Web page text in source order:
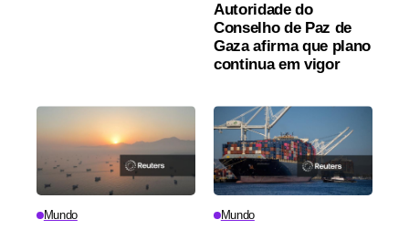
Autoridade do
Conselho de Paz de
Gaza afirma que plano
continua em vigor
Mundo Mundo